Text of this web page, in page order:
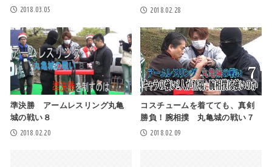
2018.03.05 2018.02.28
準決勝 アームレスリング丸亀
城の戦い８
2018.02.20
コスチュームを着てても、真剣
勝負！腕相撲 丸亀城の戦い７
2018.02.09